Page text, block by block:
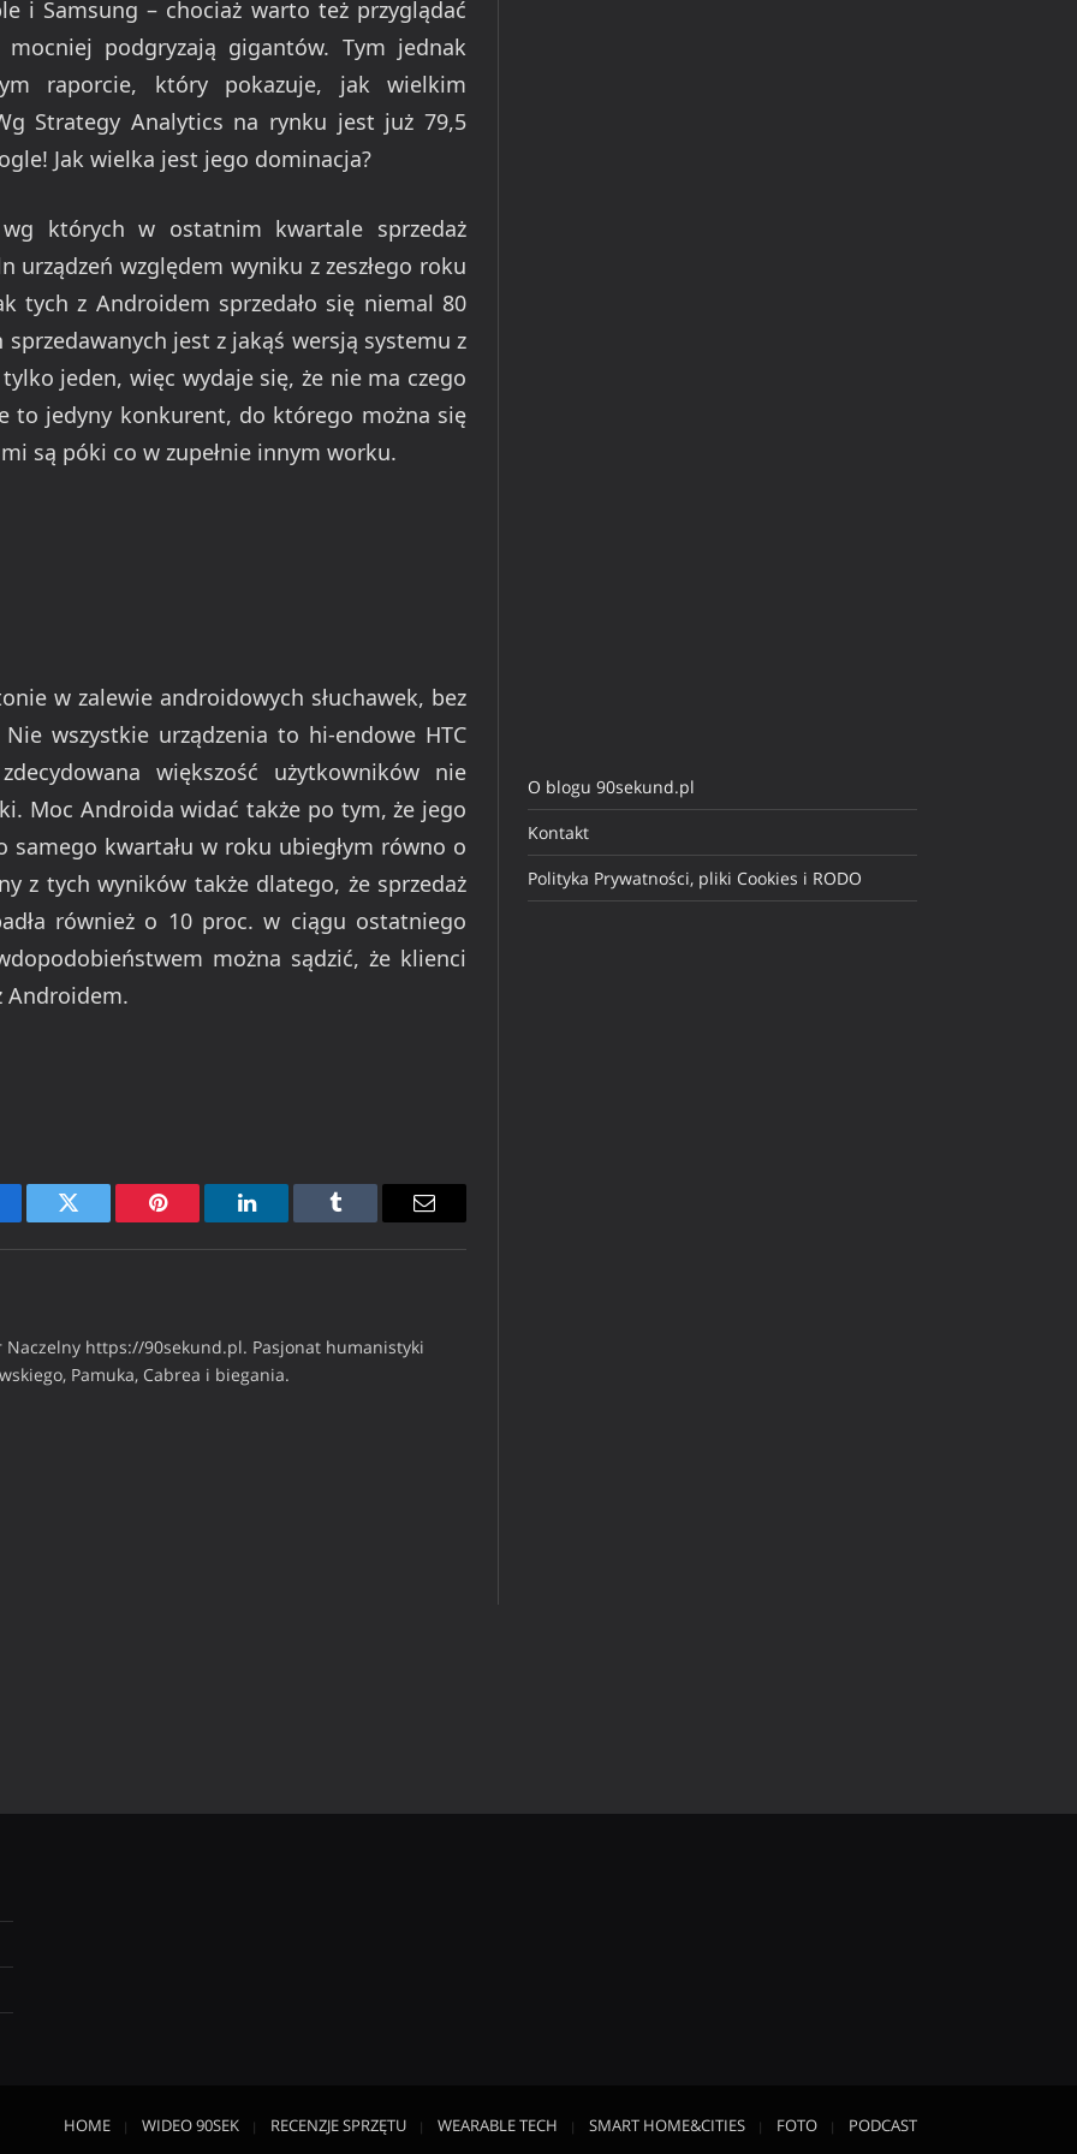
i Samsung – chociaż warto też przyglądać
podgryzają gigantów. Tym jednak
raporcie, który pokazuje, jak wielkim
Strategy Analytics na rynku jest już 79,5
Jak wielka jest jego dominacja?
których w ostatnim kwartale sprzedaż
urządzeń względem wyniku z zeszłego roku
tych z Androidem sprzedało się niemal 80
jest z jakąś wersją systemu z
jeden, więc wydaje się, że nie ma czego
to jedyny konkurent, do którego można się
są póki co w zupełnie innym worku.
w zalewie androidowych słuchawek, bez
wszystkie urządzenia to hi-endowe HTC
większość użytkowników nie
Moc Androida widać także po tym, że jego
samego kwartału w roku ubiegłym równo o
z tych wyników także dlatego, że sprzedaż
również o 10 proc. w ciągu ostatniego
można sądzić, że klienci
Androidem.
Twitter Pinterest LinkedIn Tumblr Email
Naczelny https://90sekund.pl. Pasjonat humanistyki
Pamuka, Cabrea i biegania.
O blogu 90sekund.pl
Kontakt
Polityka Prywatności, pliki Cookies i RODO
HOME WIDEO 90SEK RECENZJE SPRZĘTU WEARABLE TECH SMART HOME&CITIES FOTO PODCAST